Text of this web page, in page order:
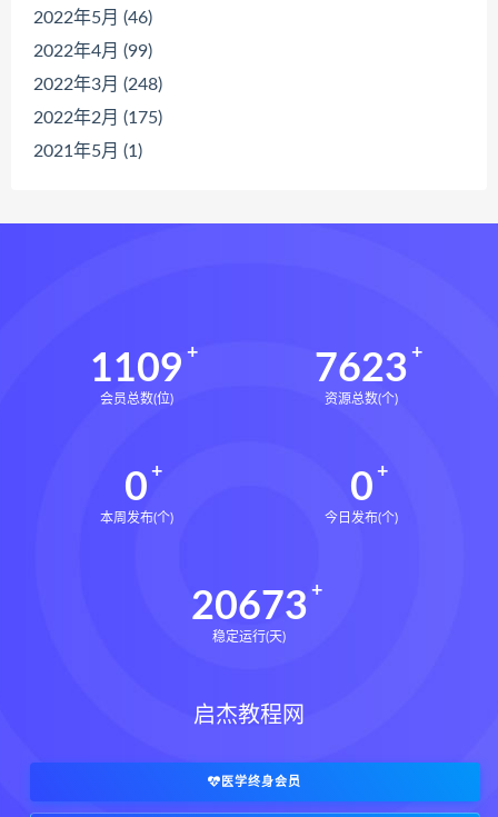
2022年5月 (46)
2022年4月 (99)
2022年3月 (248)
2022年2月 (175)
2021年5月 (1)
1109
会员总数(位)
7623
资源总数(个)
0
本周发布(个)
0
今日发布(个)
20673
稳定运行(天)
启杰教程网
医学终身会员